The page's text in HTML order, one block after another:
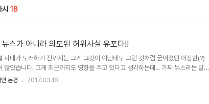
18
뉴스가 아니라 의도된 허위사실 유포다!!
시대가 도래하기 전까지는 그게 그것이 아닌데도 그런 것처럼 굳어졌던 이상한(?)
많았습니다. 그게 최근까지도 영향을 주고 있다고 생각하는데... 가짜 뉴스라는 말도
중에 하나로 이는 표현이 잘못된 것이라고 생각합니다. 더욱이 없던 것이 새롭게 짠
논평 2017.03.18